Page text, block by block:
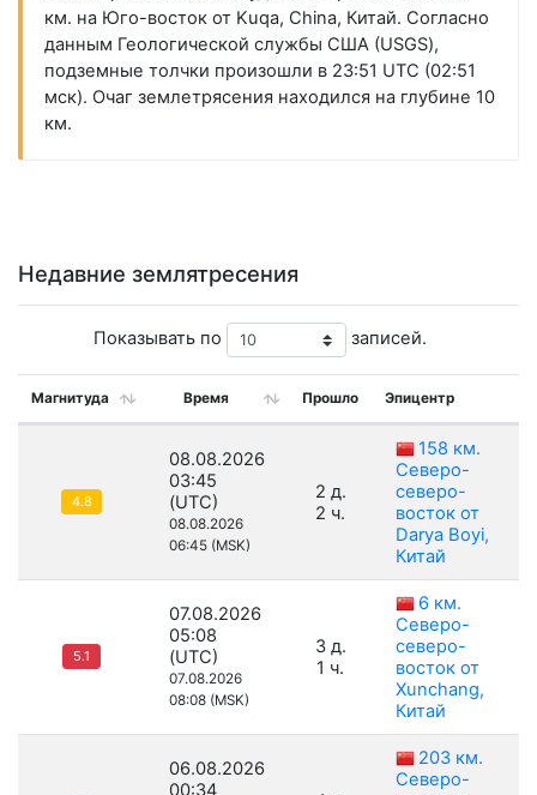
км. на Юго-восток от Kuqa, China, Китай. Согласно
данным Геологической службы США (USGS),
подземные толчки произошли в 23:51 UTC (02:51
мск). Очаг землетрясения находился на глубине 10
км.
Недавние землятресения
Показывать по записей.
Магнитуда Время Прошло Эпицентр
4.8
08.08.2026
03:45
(UTC)
08.08.2026
06:45 (MSK)
2 д.
2 ч.
158 км.
Северо-
северо-
восток от
Darya Boyi,
Китай
5.1
07.08.2026
05:08
(UTC)
07.08.2026
08:08 (MSK)
3 д.
1 ч.
6 км.
Северо-
северо-
восток от
Xunchang,
Китай
06.08.2026
00:34
203 км.
Северо-